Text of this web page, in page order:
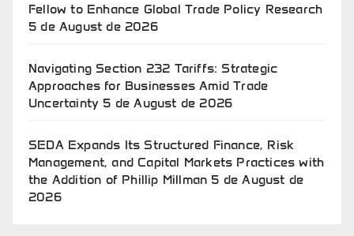
Fellow to Enhance Global Trade Policy Research
5 de August de 2026
Navigating Section 232 Tariffs: Strategic
Approaches for Businesses Amid Trade
Uncertainty 5 de August de 2026
SEDA Expands Its Structured Finance, Risk
Management, and Capital Markets Practices with
the Addition of Phillip Millman 5 de August de
2026